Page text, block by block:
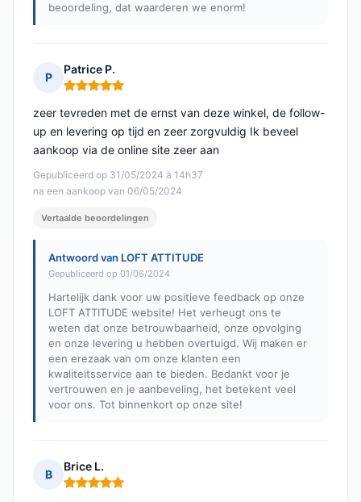
beoordeling, dat waarderen we enorm!
P
Patrice P.
Opmerking: 5 van 5
Gepubliceerd op 31/05/2024 à 14h37
na een aankoop van 06/05/2024
zeer tevreden met de ernst van deze winkel, de follow-
up en levering op tijd en zeer zorgvuldig Ik beveel
aankoop via de online site zeer aan
Vertaalde beoordelingen
Antwoord van LOFT ATTITUDE
Gepubliceerd op 01/06/2024
Hartelijk dank voor uw positieve feedback op onze
LOFT ATTITUDE website! Het verheugt ons te
weten dat onze betrouwbaarheid, onze opvolging
en onze levering u hebben overtuigd. Wij maken er
een erezaak van om onze klanten een
kwaliteitsservice aan te bieden. Bedankt voor je
vertrouwen en je aanbeveling, het betekent veel
voor ons. Tot binnenkort op onze site!
B
Brice L.
Opmerking: 5 van 5